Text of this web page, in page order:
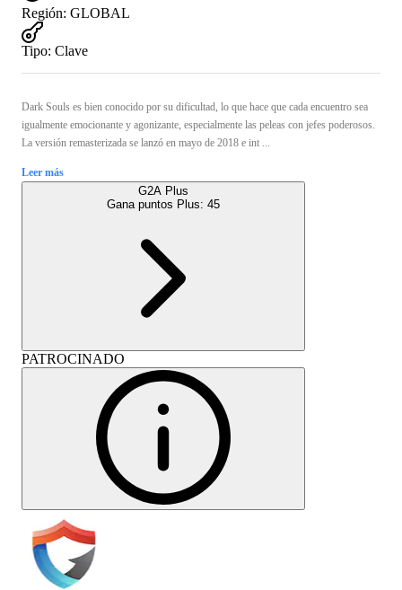
Región: GLOBAL
Tipo: Clave
Dark Souls es bien conocido por su dificultad, lo que hace que cada encuentro sea
igualmente emocionante y agonizante, especialmente las peleas con jefes poderosos.
La versión remasterizada se lanzó en mayo de 2018 e int ...
Leer más
G2A Plus
Gana puntos Plus: 45
PATROCINADO